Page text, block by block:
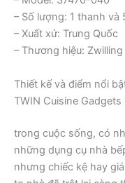
– Số lượng: 1 thanh và
– Xuất xứ: Trung Quốc
– Thương hiệu: Zwilling
Thiết kế và điểm nổi
TWIN Cuisine
trong cuộc sống, có
những dụng cụ nhà
nhưng chiếc kệ hay